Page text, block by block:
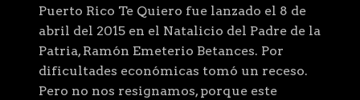
Puerto Rico Te Quiero fue lanzado el 8 de
abril del 2015 en el Natalicio del Padre de la
Patria, Ramón Emeterio Betances. Por
dificultades económicas tomó un receso.
Pero no nos resignamos, porque este